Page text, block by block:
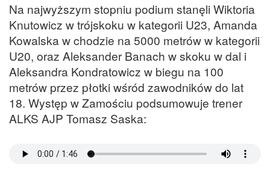
Na najwyższym stopniu podium stanęli Wiktoria
Knutowicz w trójskoku w kategorii U23, Amanda
Kowalska w chodzie na 5000 metrów w kategorii
U20, oraz Aleksander Banach w skoku w dal i
Aleksandra Kondratowicz w biegu na 100
metrów przez płotki wśród zawodników do lat
18. Występ w Zamościu podsumowuje trener
ALKS AJP Tomasz Saska: